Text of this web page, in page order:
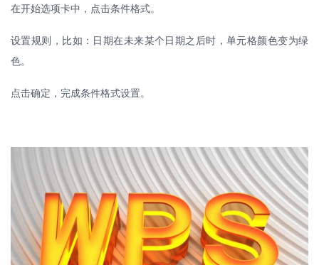
在开始选项卡中，点击条件格式。
设置规则，比如：日期在未来某个日期之后时，单元格颜色变为绿
色。
点击确定，完成条件格式设置。